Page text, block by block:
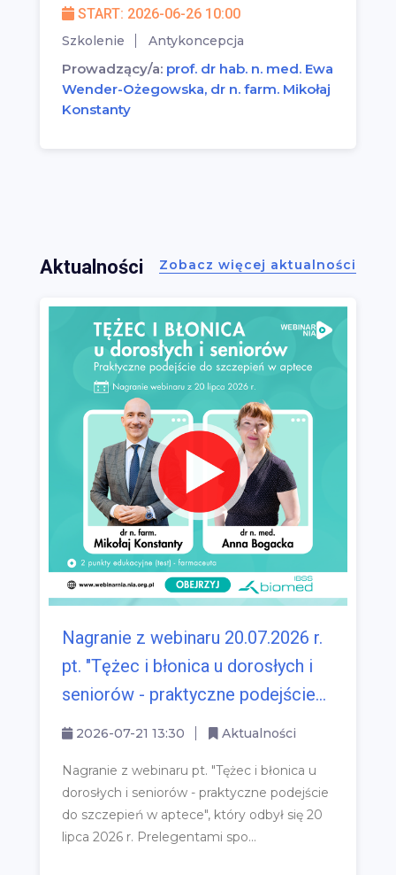
START: 2026-06-26 10:00
Szkolenie Antykoncepcja
Prowadzący/a: prof. dr hab. n. med. Ewa
Wender-Ożegowska, dr n. farm. Mikołaj
Konstanty
Aktualności Zobacz więcej aktualności
Nagranie z webinaru 20.07.2026 r.
pt. "Tężec i błonica u dorosłych i
seniorów - praktyczne podejście...
2026-07-21 13:30 Aktualności
Nagranie z webinaru pt. "Tężec i błonica u
dorosłych i seniorów - praktyczne podejście
do szczepień w aptece", który odbył się 20
lipca 2026 r. Prelegentami spo...